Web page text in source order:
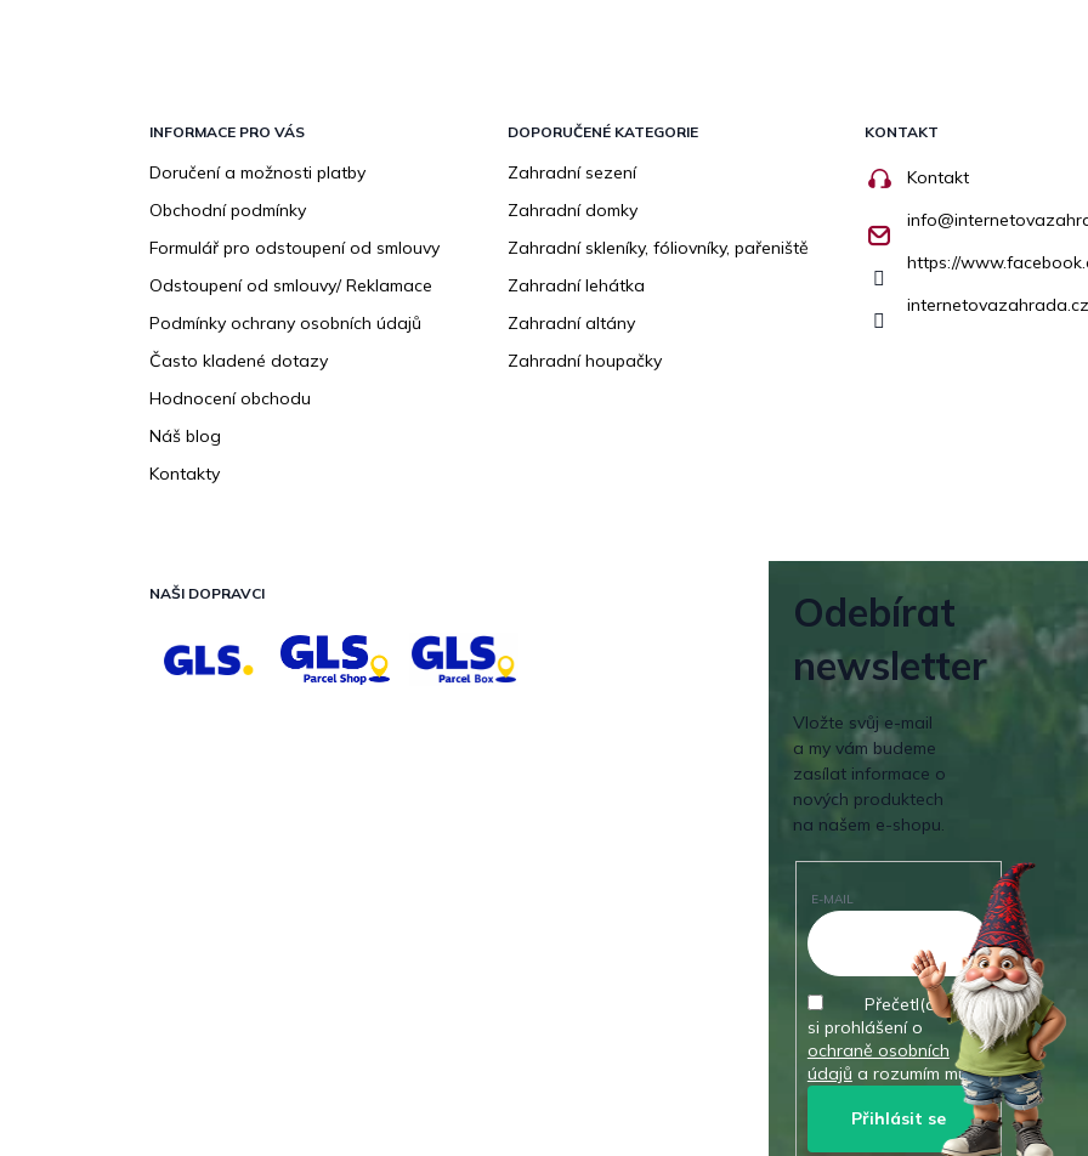
INFORMACE PRO VÁS
Doručení a možnosti platby
Obchodní podmínky
Formulář pro odstoupení od smlouvy
Odstoupení od smlouvy/ Reklamace
Podmínky ochrany osobních údajů
Často kladené dotazy
Hodnocení obchodu
Náš blog
Kontakty
DOPORUČENÉ KATEGORIE
Zahradní sezení
Zahradní domky
Zahradní skleníky, fóliovníky, pařeniště
Zahradní lehátka
Zahradní altány
Zahradní houpačky
KONTAKT
Kontakt
info@
https://
NAŠI DOPRAVCI
Odebírat
newsletter
Vložte svůj e-mail
a my vám budeme
zasílat informace o
nových produktech
na našem e-shopu.
E-MAIL
Přečetl(a) jsem
si prohlášení o
ochraně osobních
údajů a rozumím mu.
Přihlásit se